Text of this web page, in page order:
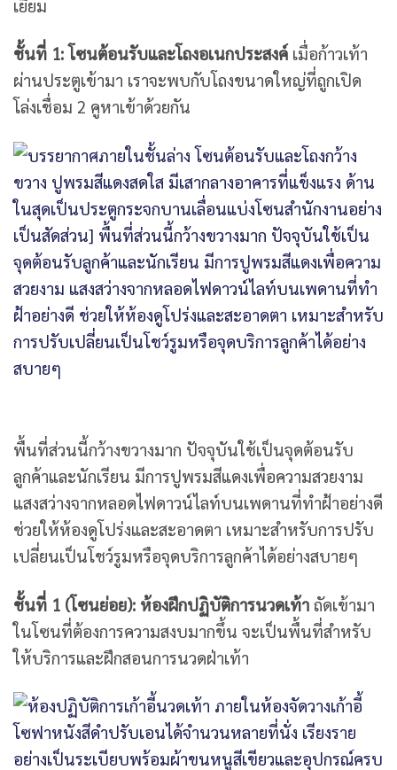
เยี่ยม
ชั้นที่ 1: โซนต้อนรับและโถงอเนกประสงค์ เมื่อก้าวเท้า
ผ่านประตูเข้ามา เราจะพบกับโถงขนาดใหญ่ที่ถูกเปิด
โล่งเชื่อม 2 คูหาเข้าด้วยกัน
พื้นที่ส่วนนี้กว้างขวางมาก ปัจจุบันใช้เป็นจุดต้อนรับ
ลูกค้าและนักเรียน มีการปูพรมสีแดงเพื่อความสวยงาม
แสงสว่างจากหลอดไฟดาวน์ไลท์บนเพดานที่ทำฝ้าอย่างดี
ช่วยให้ห้องดูโปร่งและสะอาดตา เหมาะสำหรับการปรับ
เปลี่ยนเป็นโชว์รูมหรือจุดบริการลูกค้าได้อย่างสบายๆ
ชั้นที่ 1 (โซนย่อย): ห้องฝึกปฏิบัติการนวดเท้า ถัดเข้ามา
ในโซนที่ต้องการความสงบมากขึ้น จะเป็นพื้นที่สำหรับ
ให้บริการและฝึกสอนการนวดฝ่าเท้า